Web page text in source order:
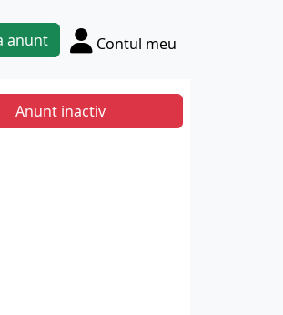
anunt Contul meu
Anunt inactiv